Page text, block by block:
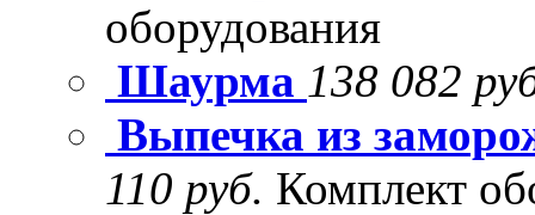
оборудования
Шаурма 138 082
Выпечка из
110 руб. Комплект